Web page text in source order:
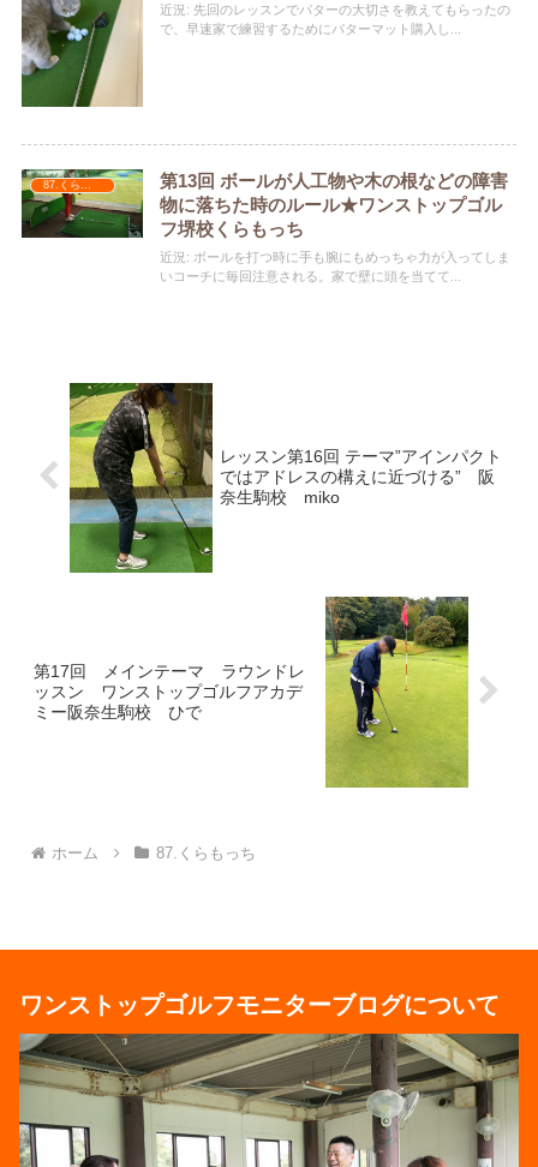
近況: 先回のレッスンでパターの大切さを教えてもらったの
で、早速家で練習するためにパターマット購入し...
87.くらもっち
第13回 ボールが人工物や木の根などの障害
物に落ちた時のルール★ワンストップゴル
フ堺校くらもっち
近況: ボールを打つ時に手も腕にもめっちゃ力が入ってしま
いコーチに毎回注意される。家で壁に頭を当てて...
レッスン第16回 テーマ”アインパクト
ではアドレスの構えに近づける” 阪
奈生駒校 miko
第17回 メインテーマ ラウンドレ
ッスン ワンストップゴルフアカデ
ミー阪奈生駒校 ひで
ホーム 87.くらもっち
ワンストップゴルフモニターブログについて